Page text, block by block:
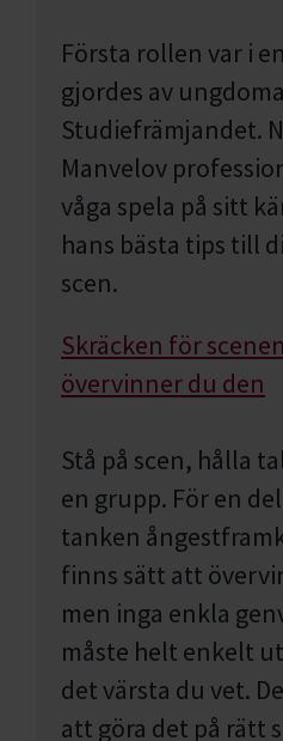
Första rollen var i
gjordes av
Studiefrämjandet.
Manvelov
våga spela på sitt
hans bästa tips till
scen.
Skräcken för
övervinner du den
Stå på scen, hålla
en grupp. För en
tanken
finns sätt att
men inga enkla
måste helt enkelt
det värsta du vet.
att göra det på rätt